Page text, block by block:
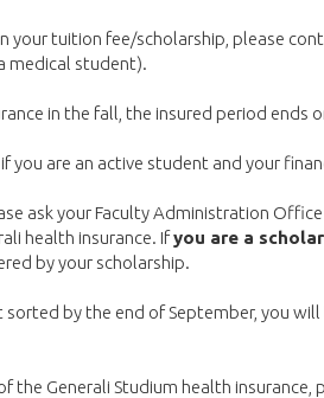
your tuition fee/scholarship, please
medical student).
in the fall, the insured period ends
are an active student and your
ask your Faculty Administration
health insurance. Ifyou are a
by your scholarship.
by the end of September, you
the Generali Studium health